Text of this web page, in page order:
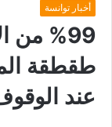
أخبار توانسة
%99
طقطقة
عند